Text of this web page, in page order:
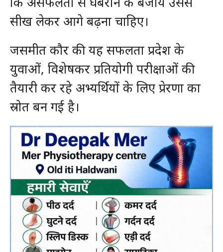
सीख लेकर आगे बढ़ना चाहिए।
जसमीत कौर की यह सफलता प्रदेश के
युवाओं, विशेषकर प्रतियोगी परीक्षाओं की
तैयारी कर रहे अभ्यर्थियों के लिए प्रेरणा का
स्रोत बन गई है।